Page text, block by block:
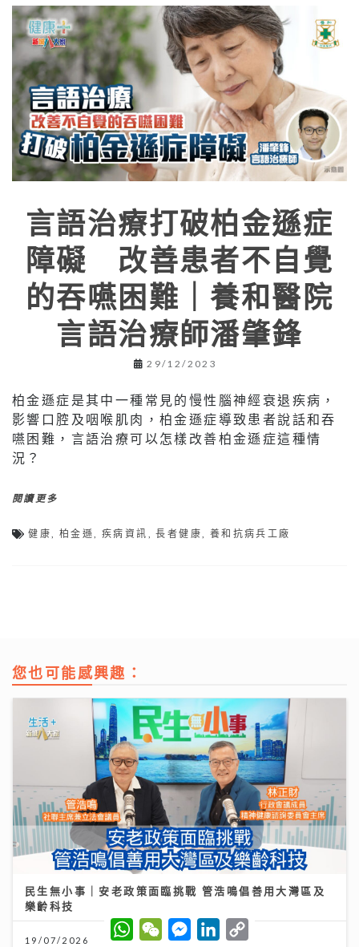
言語治療打破柏金遜症
障礙 改善患者不自覺
的吞嚥困難｜養和醫院
言語治療師潘肇鋒
29/12/2023
柏金遜症是其中一種常見的慢性腦神經衰退疾病，
影響口腔及咽喉肌肉，柏金遜症導致患者說話和吞
嚥困難，言語治療可以怎樣改善柏金遜症這種情
況？
閱讀更多
健康,柏金遜,疾病資訊 ,長者健康, 養和抗病兵工廠
您也可能感興趣：
民生無小事｜安老政策面臨挑戰 管浩鳴倡善用大灣區及
樂齡科技
19/07/2026
W
h
W
e
M
e
L
C